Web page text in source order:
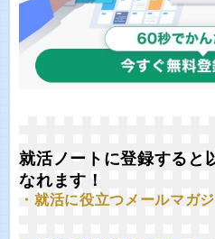
就活ノートに登録すると
なれます！
・就活に役立つメールマガ